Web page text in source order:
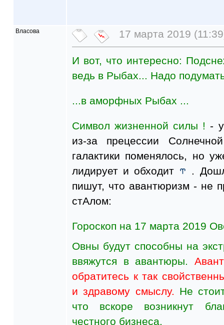
Власова 17 марта 2019
И вот, что интересно:
ведь в Рыбах... Надо
...в аморфных Рыбах ...
Символ жизненной силы ! -
из-за прецессии
галактики поменялось, но
лидирует и обходит
.
пишут, что авантюризм - не
стАлом:
Гороскоп на 17 марта 2019
Овны будут способны на
ввяжутся в авантюры.
обратитесь к так
и здравому смыслу. Не
что вскоре возникнут
честного бизнеса.